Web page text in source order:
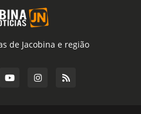
de Jacobina e região